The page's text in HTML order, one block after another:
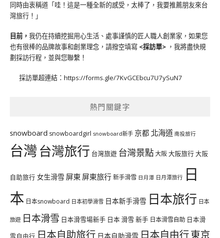
同時由衷稱道「哇！這是一種全新的感受，太棒了，我要推薦朋友來台
灣旅行！」
目前， 我仍在持續挖掘用心生活、處事謹慎的匠人職人創業家，如果您
也有很棒的品牌故事和創業理念，請撥空填寫 <採訪單> ，我將盡快規
劃採訪行程，並與您聯繫！
採訪單超連結： https://forms.gle/7KvGCEbcu7U7ySuN7
熱門關鍵字
snowboard snowboardgirl snowboard新手 京都 北海道 南投旅行
台灣台灣旅行 台灣旅遊 台灣景點大阪大阪旅行大阪
自助旅行 女生滑雪 屏東 屏東旅行新手滑雪 日月潭 日月潭旅行 日
本 日本snowboard 日本初學滑雪 日本新手滑雪 日本旅行 日本
旅遊 日本滑雪 日本滑雪場新手 日本 滑雪 新手 日本滑雪自助 日本滑
雪自由行 日本自助旅行 日本自助滑雪 日本自由行東京